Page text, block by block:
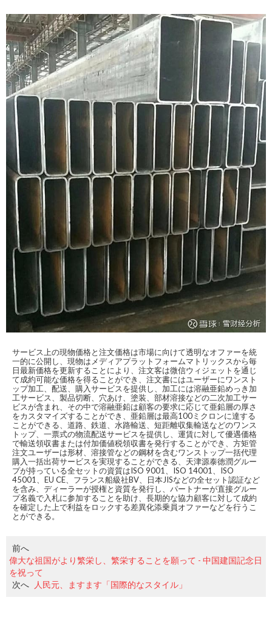
サービス上の現物価格と注文価格は市場に向けて透明なオファーを統
一的に公開し、現物はメディアプラットフォームマトリックスから毎
日最新価格を更新することにより、注文客は微信ウィジェットを通じ
て成約可能な価格を得ることができ、注文書にはユーザーにワンスト
ップ加工、配送、購入サービスを提供し、加工には溶融亜鉛めっき加
工サービス、製品切断、穴あけ、塗装、部材溶接などの二次加工サー
ビスが含まれ、その中で溶融亜鉛は顧客の要求に応じて亜鉛層の厚さ
をカスタマイズすることができ、亜鉛層は最高100ミクロンに達する
ことができる、道路、鉄道、水路輸送、短距離収集輸送などのワンス
トップ、一票式の物流配送サービスを提供し、運賃に対して優遇価格
で輸送領収書または付加価値税領収書を発行することができ、方矩管
注文ユーザーは形材、溶接管などの鋼材を含むワンストップ一括代理
購入一括出荷サービスを実現することができる、天津源泰徳潤グルー
プが持っている全セットの資質はISO 9001、ISO 14001、ISO
45001、EU CE、フランス船級社BV、日本JISなどの全セット認証など
を含み、ディーラーが授権と資質を発行し、パートナーが直接グルー
プ名義で入札に参加することを助け、長期的な協力顧客に対して成約
を確定した上で利益をロックする差異化添乗員オファーなどを行うこ
とができる。
前へ
偉大な祖国がより繁栄し、繁栄することを願って - 中国建国記念日
を祝って
次へ
人民元、ますます「国際的なスタイル」